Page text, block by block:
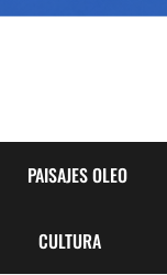
PAISAJES OLEO
CULTURA